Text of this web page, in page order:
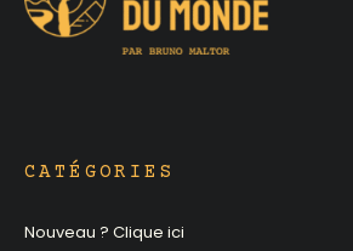
CATÉGORIES
Nouveau ? Clique ici